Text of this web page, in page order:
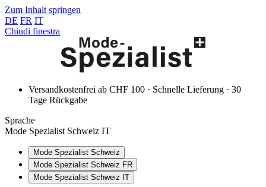
Zum Inhalt springen
DE FR IT
Chiudi finestra
Versandkostenfrei ab CHF 100 · Schnelle Lieferung · 30
Tage Rückgabe
Sprache
Mode Spezialist Schweiz IT
Mode Spezialist Schweiz
Mode Spezialist Schweiz FR
Mode Spezialist Schweiz IT